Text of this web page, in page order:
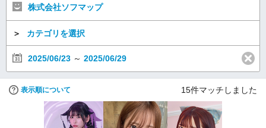
株式会社ソフマップ
＞ カテゴリを選択
2025/06/23 ～ 2025/06/29
表示順について 15件マッチしました